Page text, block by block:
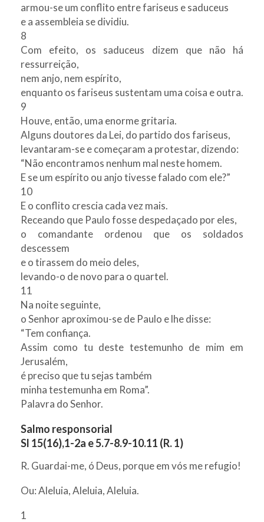
armou-se um conflito entre fariseus e saduceus
e a assembleia se dividiu.
8
Com efeito, os saduceus dizem que não há
ressurreição,
nem anjo, nem espírito,
enquanto os fariseus sustentam uma coisa e outra.
9
Houve, então, uma enorme gritaria.
Alguns doutores da Lei, do partido dos fariseus,
levantaram-se e começaram a protestar, dizendo:
“Não encontramos nenhum mal neste homem.
E se um espírito ou anjo tivesse falado com ele?”
10
E o conflito crescia cada vez mais.
Receando que Paulo fosse despedaçado por eles,
o comandante ordenou que os soldados
descessem
e o tirassem do meio deles,
levando-o de novo para o quartel.
11
Na noite seguinte,
o Senhor aproximou-se de Paulo e lhe disse:
“Tem confiança.
Assim como tu deste testemunho de mim em
Jerusalém,
é preciso que tu sejas também
minha testemunha em Roma”.
Palavra do Senhor.
Salmo responsorial
Sl 15(16),1-2a e 5.7-8.9-10.11 (R. 1)
R. Guardai-me, ó Deus, porque em vós me refugio!
Ou: Aleluia, Aleluia, Aleluia.
1